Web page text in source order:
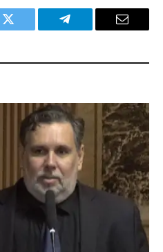
Twitter Telegram Email